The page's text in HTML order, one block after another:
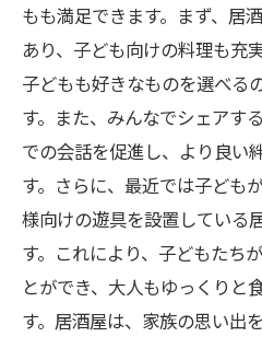
もも満足できます。まず、居
あり、子ども向けの料理も充
子どもも好きなものを選べる
す。また、みんなでシェアす
での会話を促進し、より良い
す。さらに、最近では子ども
様向けの遊具を設置している
す。これにより、子どもたち
とができ、大人もゆっくりと
す。居酒屋は、家族の思い出